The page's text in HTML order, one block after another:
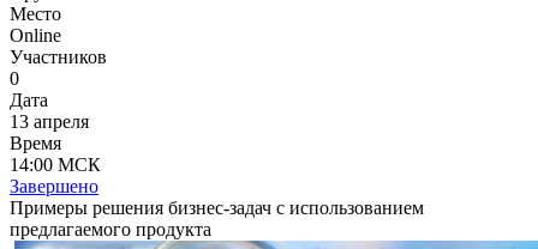
Место
Online
Участников
0
Дата
13 апреля
Время
14:00 МСК
Завершено
Примеры решения бизнес-задач с использованием
предлагаемого продукта